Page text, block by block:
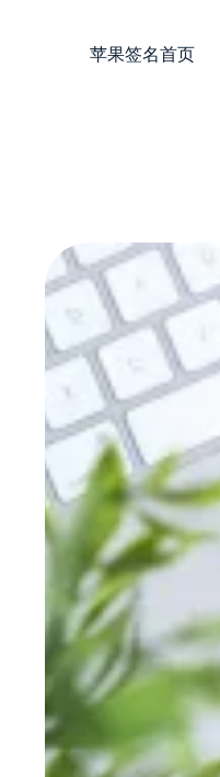
苹果签名首页